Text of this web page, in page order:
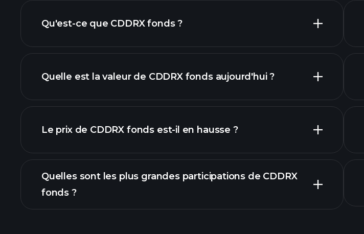
Qu'est-ce que CDDRX fonds ?
Quelle est la valeur de CDDRX fonds aujourd'hui ?
graphique avancé
Le prix de CDDRX fonds est-il en hausse ?
graphique CDDRX
Quelles sont les plus grandes participations de CDDRX
fonds ?